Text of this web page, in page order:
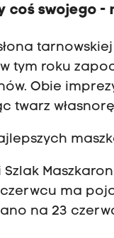
coś swojego -
tym roku
Obie
twarz
Szlak
czerwcu ma
na 23